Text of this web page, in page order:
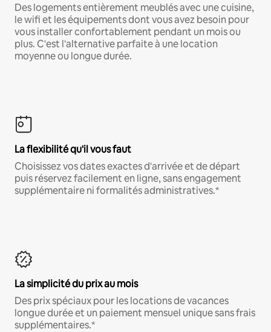
Des logements entièrement meublés avec une cuisine,
le wifi et les équipements dont vous avez besoin pour
vous installer confortablement pendant un mois ou
plus. C'est l'alternative parfaite à une location
moyenne ou longue durée.
La flexibilité qu'il vous faut
Choisissez vos dates exactes d'arrivée et de départ
puis réservez facilement en ligne, sans engagement
supplémentaire ni formalités administratives.*
La simplicité du prix au mois
Des prix spéciaux pour les locations de vacances
longue durée et un paiement mensuel unique sans frais
supplémentaires.*